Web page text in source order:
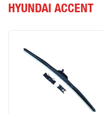
HYUNDAI ACCENT